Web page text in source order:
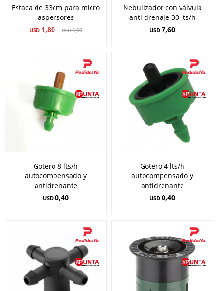
Estaca de 33cm para micro
aspersores
USD 1,80 USD3,00
Nebulizador con válvula
anti drenaje 30 lts/h
USD 7,60
Gotero 8 lts/h
autocompensado y
antidrenante
USD 0,40
Gotero 4 lts/h
autocompensado y
antidrenante
USD 0,40